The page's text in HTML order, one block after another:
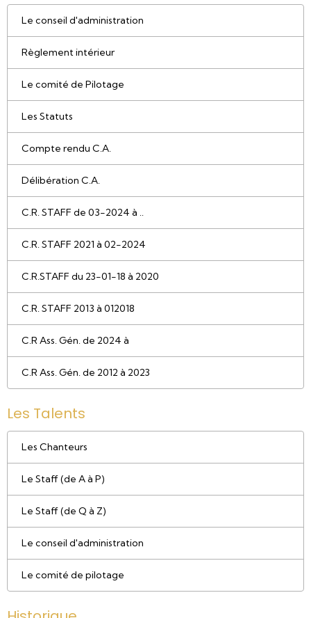
Le conseil d'administration
Règlement intérieur
Le comité de Pilotage
Les Statuts
Compte rendu C.A.
Délibération C.A.
C.R. STAFF de 03-2024 à ..
C.R. STAFF 2021 à 02-2024
C.R.STAFF du 23-01-18 à 2020
C.R. STAFF 2013 à 012018
C.R Ass. Gén. de 2024 à
C.R Ass. Gén. de 2012 à 2023
Les Talents
Les Chanteurs
Le Staff (de A à P)
Le Staff (de Q à Z)
Le conseil d'administration
Le comité de pilotage